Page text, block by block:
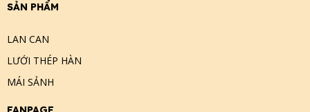
SẢN PHẨM
LAN CAN
LƯỚI THÉP HÀN
MÁI SẢNH